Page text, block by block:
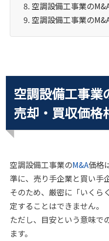
空調設備工事業の
空調設備工事業の
空調設備工事業
売却・買収価格
空調設備工事業のM&A価格
準に、売り手企業と買い手
そのため、厳密に「いくら
定することはできません。
ただし、目安という意味で
ます。